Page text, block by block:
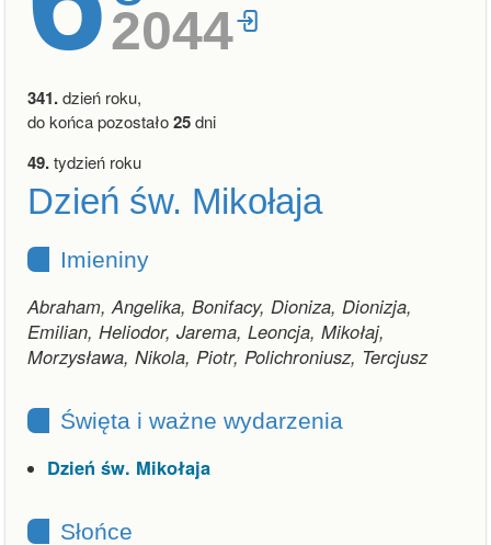
2044
341.dzień roku,
do końca pozostało25dni
49.tydzień roku
Dzień św. Mikołaja
Imieniny
Abraham, Angelika, Bonifacy, Dioniza, Dionizja,
Emilian, Heliodor, Jarema, Leoncja, Mikołaj,
Morzysława, Nikola, Piotr, Polichroniusz, Tercjusz
Święta i ważne wydarzenia
Dzień św. Mikołaja
Słońce